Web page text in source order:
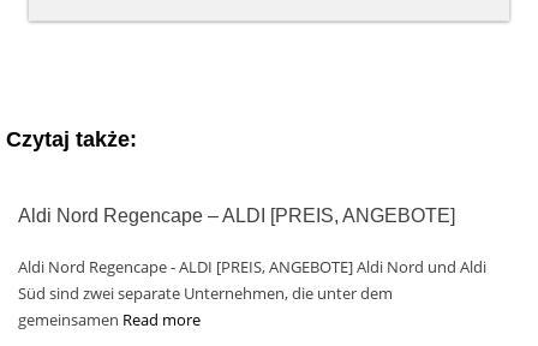
Czytaj także:
Aldi Nord Regencape – ALDI [PREIS, ANGEBOTE]
Aldi Nord Regencape - ALDI [PREIS, ANGEBOTE] Aldi Nord und Aldi
Süd sind zwei separate Unternehmen, die unter dem
gemeinsamen Read more